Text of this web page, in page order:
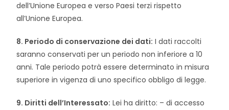
dell’Unione Europea e verso Paesi terzi rispetto
all’Unione Europea.
8. Periodo di conservazione dei dati: I dati raccolti
saranno conservati per un periodo non inferiore a 10
anni. Tale periodo potrà essere determinato in misura
superiore in vigenza di uno specifico obbligo di legge.
9. Diritti dell’Interessato: Lei ha diritto: – di accesso